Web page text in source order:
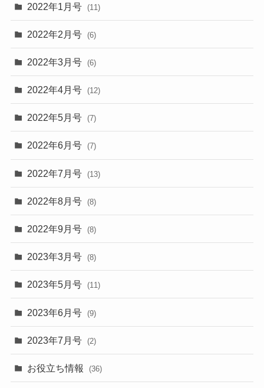
2022年1月号 (11)
2022年2月号 (6)
2022年3月号 (6)
2022年4月号 (12)
2022年5月号 (7)
2022年6月号 (7)
2022年7月号 (13)
2022年8月号 (8)
2022年9月号 (8)
2023年3月号 (8)
2023年5月号 (11)
2023年6月号 (9)
2023年7月号 (2)
お役立ち情報 (36)